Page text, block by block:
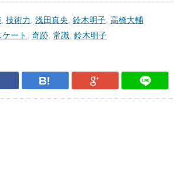
技術力 浅田真央 鈴木明子 高橋大輔
ケート 奇跡 常識 鈴木明子
Facebook はてなブックマーク
Google